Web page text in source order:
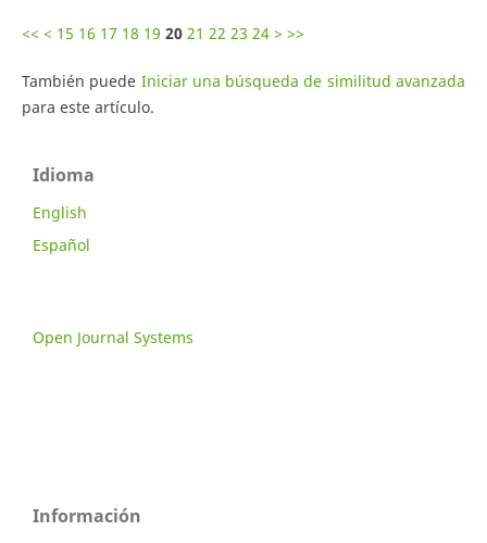
<< < 15 16 17 18 19 20 21 22 23 24 > >>
También puede Iniciar una búsqueda de similitud avanzada
para este artículo.
Idioma
English
Español
Open Journal Systems
Información